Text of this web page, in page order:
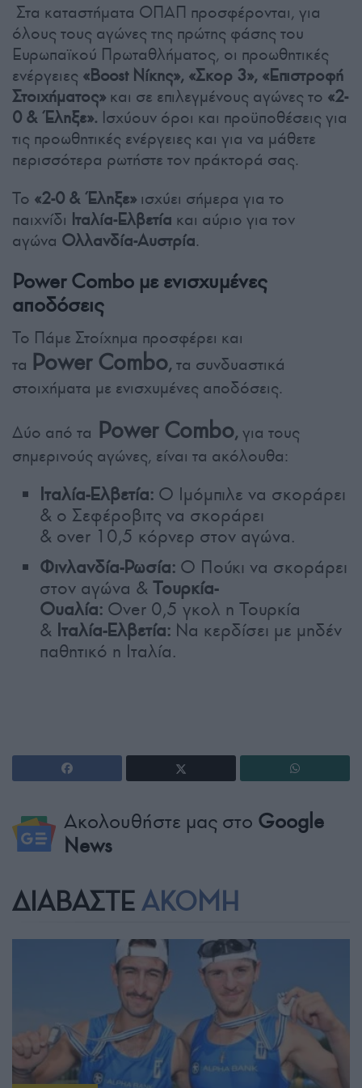
Στα καταστήματα ΟΠΑΠ προσφέρονται, για
όλους τους αγώνες της πρώτης φάσης του
Ευρωπαϊκού Πρωταθλήματος, οι προωθητικές
ενέργειες «Boost Νίκης», «Σκορ 3», «Επιστροφή
Στοιχήματος» και σε επιλεγμένους αγώνες το «2-
0 & Έληξε». Ισχύουν όροι και προϋποθέσεις για
τις προωθητικές ενέργειες και για να μάθετε
περισσότερα ρωτήστε τον πράκτορά σας.
Το «2-0 & Έληξε» ισχύει σήμερα για το
παιχνίδι Ιταλία-Ελβετία και αύριο για τον
αγώνα Ολλανδία-Αυστρία.
Power Combo με ενισχυμένες
αποδόσεις
Το Πάμε Στοίχημα προσφέρει και
τα Power Combo,τα συνδυαστικά
στοιχήματα με ενισχυμένες αποδόσεις.
Δύο από τα Power Combo,για τους
σημερινούς αγώνες, είναι τα ακόλουθα:
Ιταλία-Ελβετία: Ο Ιμόμπιλε να σκοράρει
& ο Σεφέροβιτς να σκοράρει
& over 10,5 κόρνερ στον αγώνα.
Φινλανδία-Ρωσία: Ο Πούκι να σκοράρει
στον αγώνα &Τουρκία-
Ουαλία: Over 0,5 γκολ η Τουρκία
& Ιταλία-Ελβετία: Να κερδίσει με μηδέν
παθητικό η Ιταλία.
Ακολουθήστε μας στο Google
News
ΔΙΑΒΑΣΤΕ ΑΚΟΜΗ